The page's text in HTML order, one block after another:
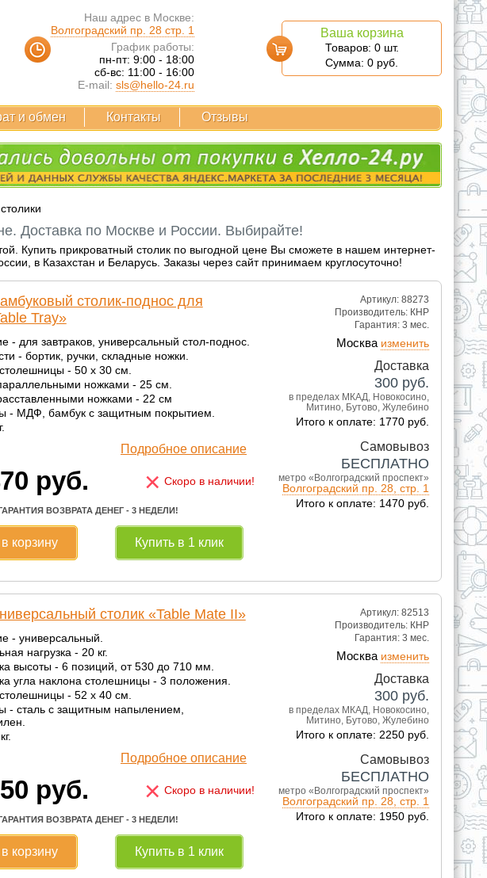
Наш адрес в Москве:
Волгоградский пр. 28 стр. 1
График работы:
пн-пт: 9:00 - 18:00
сб-вс: 11:00 - 16:00
E-mail: sls@hello-24.ru
Ваша корзина
Товаров: 0 шт.
Сумма: 0 руб.
и обмен Контакты Отзывы
Доставка по Москве и России. Выбирайте!
Купить прикроватный столик по выгодной цене Вы сможете в нашем интернет-
в Казахстан и Беларусь. Заказы через сайт принимаем круглосуточно!
Артикул: 88273
Производитель: КНР
Гарантия: 3 мес.
Москва изменить
Доставка
300 руб.
в пределах МКАД, Новокосино,
Митино, Бутово, Жулебино
Итого к оплате: 1770 руб.
Самовывоз
БЕСПЛАТНО
метро «Волгоградский проспект»
Волгоградский пр. 28, стр. 1
Итого к оплате: 1470 руб.
столик-поднос для
Tray»
- для завтраков, универсальный стол-поднос.
- бортик, ручки, складные ножки.
- 50 х 30 см.
ножками - 25 см.
ножками - 22 см
- МДФ, бамбук с защитным покрытием.
Подробное описание
руб. × Скоро в наличии!
ВОЗВРАТА ДЕНЕГ - 3 НЕДЕЛИ!
корзину Купить в 1 клик
Артикул: 82513
Производитель: КНР
Гарантия: 3 мес.
Москва изменить
Доставка
300 руб.
в пределах МКАД, Новокосино,
Митино, Бутово, Жулебино
Итого к оплате: 2250 руб.
Самовывоз
БЕСПЛАТНО
метро «Волгоградский проспект»
Волгоградский пр. 28, стр. 1
Итого к оплате: 1950 руб.
столик «Table Mate II»
- универсальный.
нагрузка - 20 кг.
высоты - 6 позиций, от 530 до 710 мм.
угла наклона столешницы - 3 положения.
- 52 х 40 см.
- сталь с защитным напылением,
Подробное описание
руб. × Скоро в наличии!
ВОЗВРАТА ДЕНЕГ - 3 НЕДЕЛИ!
корзину Купить в 1 клик